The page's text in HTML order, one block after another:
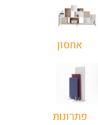
אחסון
פתרונות